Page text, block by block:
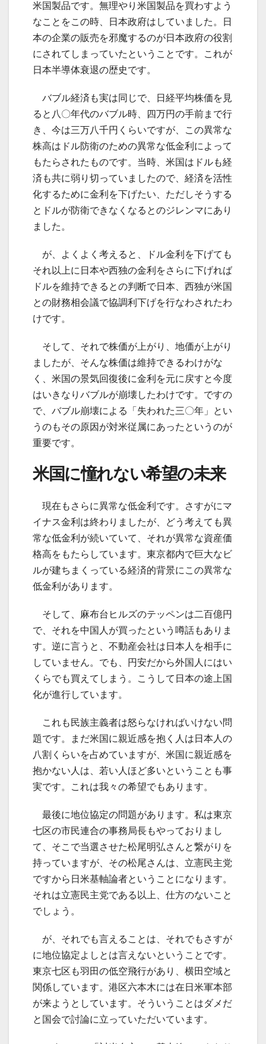
米国製品です。無理やり米国製品を買わすよう
なことをこの時、日本政府はしていました。日
本の企業の販売を邪魔するのが日本政府の役割
にされてしまっていたということです。これが
日本半導体衰退の歴史です。
バブル経済も実は同じで、日経平均株価を見
ると八〇年代のバブル時、四万円の手前まで行
き、今は三万八千円くらいですが、この異常な
株高はドル防衛のための異常な低金利によって
もたらされたものです。当時、米国はドルも経
済も共に弱り切っていましたので、経済を活性
化するために金利を下げたい、ただしそうする
とドルが防衛できなくなるとのジレンマにあり
ました。
が、よくよく考えると、ドル金利を下げても
それ以上に日本や西独の金利をさらに下げれば
ドルを維持できるとの判断で日本、西独が米国
との財務相会議で協調利下げを行なわされたわ
けです。
そして、それで株価が上がり、地価が上がり
ましたが、そんな株価は維持できるわけがな
く、米国の景気回復後に金利を元に戻すと今度
はいきなりバブルが崩壊したわけです。ですの
で、バブル崩壊による「失われた三〇年」とい
うのもその原因が対米従属にあったというのが
重要です。
米国に憧れない希望の未来
現在もさらに異常な低金利です。さすがにマ
イナス金利は終わりましたが、どう考えても異
常な低金利が続いていて、それが異常な資産価
格高をもたらしています。東京都内で巨大なビ
ルが建ちまくっている経済的背景にこの異常な
低金利があります。
そして、麻布台ヒルズのテッペンは二百億円
で、それを中国人が買ったという噂話もありま
す。逆に言うと、不動産会社は日本人を相手に
していません。でも、円安だから外国人にはい
くらでも買えてしまう。こうして日本の途上国
化が進行しています。
これも民族主義者は怒らなければいけない問
題です。まだ米国に親近感を抱く人は日本人の
八割くらいを占めていますが、米国に親近感を
抱かない人は、若い人ほど多いということも事
実です。これは我々の希望でもあります。
最後に地位協定の問題があります。私は東京
七区の市民連合の事務局長もやっておりまし
て、そこで当選させた松尾明弘さんと繋がりを
持っていますが、その松尾さんは、立憲民主党
ですから日米基軸論者ということになります。
それは立憲民主党である以上、仕方のないこと
でしょう。
が、それでも言えることは、それでもさすが
に地位協定よしとは言えないということです。
東京七区も羽田の低空飛行があり、横田空域と
関係しています。港区六本木には在日米軍本部
が来ようとしています。そういうことはダメだ
と国会で討論に立っていただいています。